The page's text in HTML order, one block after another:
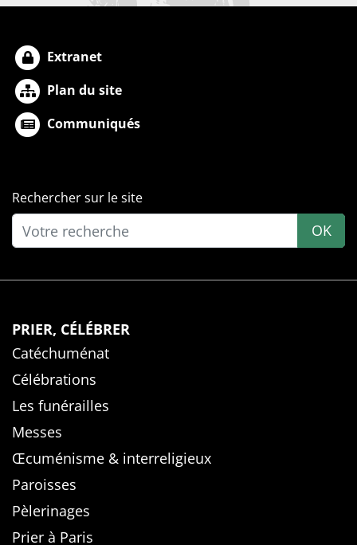
Extranet
Plan du site
Communiqués
Rechercher sur le site
OK
PRIER, CÉLÉBRER
Catéchuménat
Célébrations
Les funérailles
Messes
Œcuménisme & interreligieux
Paroisses
Pèlerinages
Prier à Paris